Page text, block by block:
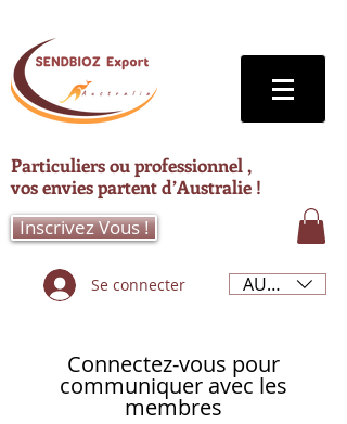
Particuliers ou professionnel ,
vos envies partent d’Australie !
Inscrivez Vous !
Se connecter AUD (AU$)
Connectez-vous pour
communiquer avec les
membres